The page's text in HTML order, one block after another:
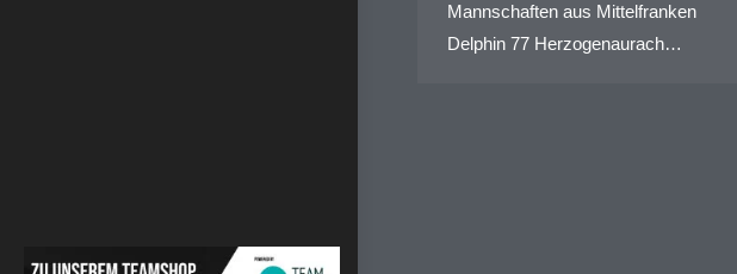
Mannschaften aus Mittelfranken
Delphin 77 Herzogenaurach…